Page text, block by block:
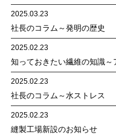
2025.03.23
社長のコラム～発明の歴史
2025.02.23
知っておきたい繊維の知識～
2025.02.23
社長のコラム～水ストレス
2025.02.23
縫製工場新設のお知らせ